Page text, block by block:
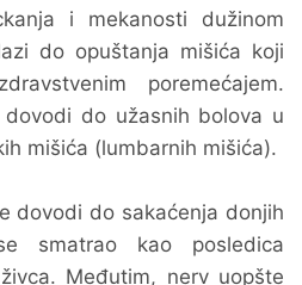
i mekanosti dužinom
do opuštanja mišića koji
poremećajem.
do užasnih bolova u
mišića (lumbarnih mišića).
dovodi do sakaćenja donjih
smatrao kao posledica
Međutim, nerv uopšte